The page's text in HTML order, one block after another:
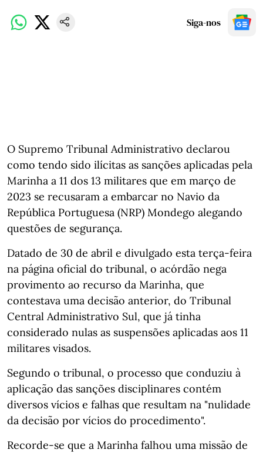
Siga-nos
O Supremo Tribunal Administrativo declarou
como tendo sido ilícitas as sanções aplicadas pela
Marinha a 11 dos 13 militares que em março de
2023 se recusaram a embarcar no Navio da
República Portuguesa (NRP) Mondego alegando
questões de segurança.
Datado de 30 de abril e divulgado esta terça-feira
na página oficial do tribunal, o acórdão nega
provimento ao recurso da Marinha, que
contestava uma decisão anterior, do Tribunal
Central Administrativo Sul, que já tinha
considerado nulas as suspensões aplicadas aos 11
militares visados.
Segundo o tribunal, o processo que conduziu à
aplicação das sanções disciplinares contém
diversos vícios e falhas que resultam na "nulidade
da decisão por vícios do procedimento".
Recorde-se que a Marinha falhou uma missão de